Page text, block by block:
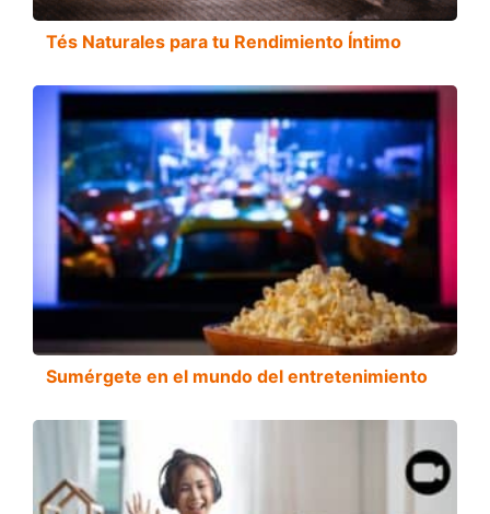
Tés Naturales para tu Rendimiento Íntimo
Sumérgete en el mundo del entretenimiento